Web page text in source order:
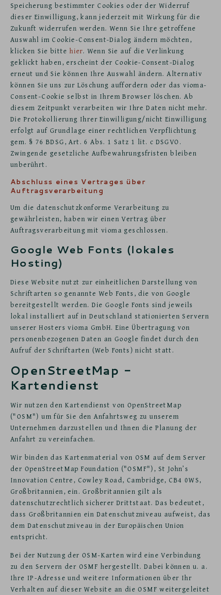
Speicherung bestimmter Cookies oder der Widerruf
dieser Einwilligung, kann jederzeit mit Wirkung für die
Zukunft widerrufen werden. Wenn Sie Ihre getroffene
Auswahl im Cookie-Consent-Dialog ändern möchten,
klicken Sie bittehier. Wenn Sie auf die Verlinkung
geklickt haben, erscheint der Cookie-Consent-Dialog
erneut und Sie können Ihre Auswahl ändern. Alternativ
können Sie uns zur Löschung auffordern oder das vioma-
Consent-Cookie selbst in Ihrem Browser löschen. Ab
diesem Zeitpunkt verarbeiten wir Ihre Daten nicht mehr.
Die Protokollierung Ihrer Einwilligung/nicht Einwilligung
erfolgt auf Grundlage einer rechtlichen Verpflichtung
gem. § 76 BDSG, Art. 6 Abs. 1 Satz 1 lit. c DSGVO.
Zwingende gesetzliche Aufbewahrungsfristen bleiben
unberührt.
Abschluss eines Vertrages über
Auftragsverarbeitung
Um die datenschutzkonforme Verarbeitung zu
gewährleisten, haben wir einen Vertrag über
Auftragsverarbeitung mit vioma geschlossen.
Google Web Fonts (lokales
Hosting)
Diese Website nutzt zur einheitlichen Darstellung von
Schriftarten so genannte Web Fonts, die von Google
bereitgestellt werden. Die Google Fonts sind jeweils
lokal installiert auf in Deutschland stationierten Servern
unserer Hosters vioma GmbH. Eine Übertragung von
personenbezogenen Daten an Google findet durch den
Aufruf der Schriftarten (Web Fonts) nicht statt.
OpenStreetMap -
Kartendienst
Wir nutzen den Kartendienst von OpenStreetMap
("OSM") um für Sie den Anfahrtsweg zu unserem
Unternehmen darzustellen und Ihnen die Planung der
Anfahrt zu vereinfachen.
Wir binden das Kartenmaterial von OSM auf dem Server
der OpenStreetMap Foundation ("OSMF"), St John’s
Innovation Centre, Cowley Road, Cambridge, CB4 0WS,
Großbritannien, ein. Großbritannien gilt als
datenschutzrechtlich sicherer Drittstaat. Das bedeutet,
dass Großbritannien ein Datenschutzniveau aufweist, das
dem Datenschutzniveau in der Europäischen Union
entspricht.
Bei der Nutzung der OSM-Karten wird eine Verbindung
zu den Servern der OSMF hergestellt. Dabei können u. a.
Ihre IP-Adresse und weitere Informationen über Ihr
Verhalten auf dieser Website an die OSMF weitergeleitet